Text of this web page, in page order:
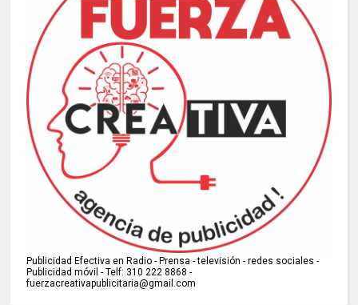
Publicidad Efectiva en Radio - Prensa - televisión - redes sociales -
Publicidad móvil - Telf: 310 222 8868 -
fuerzacreativapublicitaria@gmail.com